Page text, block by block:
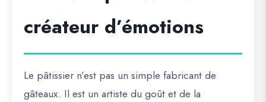
créateur d’émotions
Le pâtissier n’est pas un simple fabricant de
gâteaux. Il est un artiste du goût et de la